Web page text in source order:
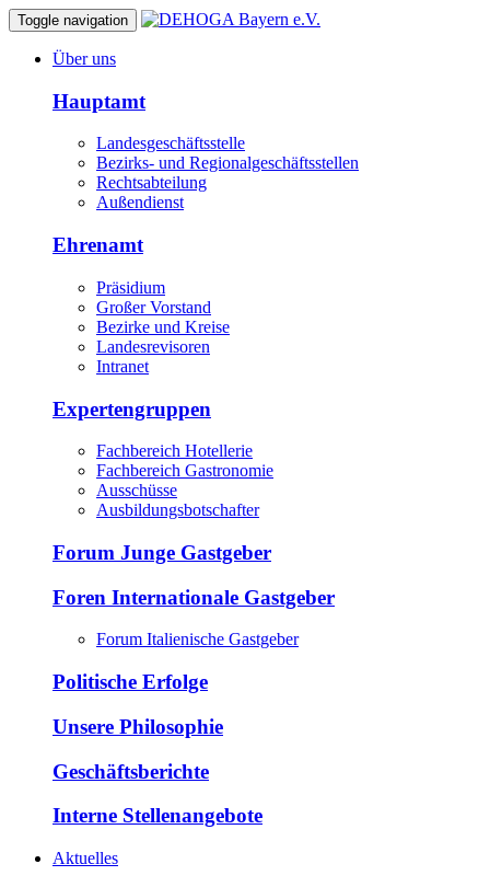
Toggle navigation
Über uns
Hauptamt
Landesgeschäftsstelle
Bezirks- und Regionalgeschäftsstellen
Rechtsabteilung
Außendienst
Ehrenamt
Präsidium
Großer Vorstand
Bezirke und Kreise
Landesrevisoren
Intranet
Expertengruppen
Fachbereich Hotellerie
Fachbereich Gastronomie
Ausschüsse
Ausbildungsbotschafter
Forum Junge Gastgeber
Foren Internationale Gastgeber
Forum Italienische Gastgeber
Politische Erfolge
Unsere Philosophie
Geschäftsberichte
Interne Stellenangebote
Aktuelles